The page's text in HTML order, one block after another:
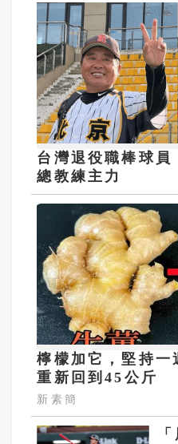
台灣退役職棒球
總教練主力
檸檬加它，堅持一
重新回到45公斤
新素簡